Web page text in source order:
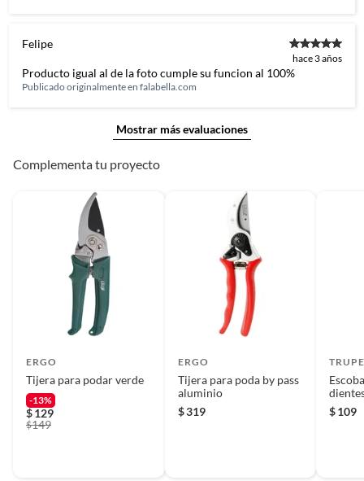
Felipe
hace 3 años
Producto igual al de la foto cumple su funcion al 100%
Publicado originalmente en falabella.com
Mostrar más evaluaciones
Complementa tu proyecto
ERGO
Tijera para podar verde
-13%
$129
$149
ERGO
Tijera para poda by pass
aluminio
$319
$109